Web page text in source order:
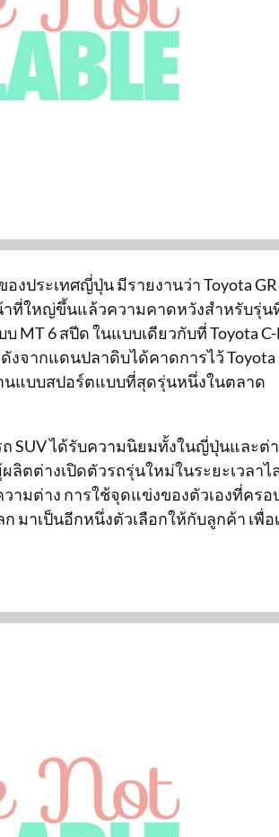
ประเทศญี่ปุ่น มีรายงานว่า Toyota GR
าที่ใหญ่ขึ้นแล้วความคาดหวังสำหรับรุ่น
6 สปีด ในแบบเดียวกับที่ Toyota C-
งจากแดนปลาดิบได้คาดการไว้ Toyota
านแบบสปอร์ตแบบที่สุดรุ่นหนึ่งในตลาด
ถ SUV ได้รับความนิยมทั้งในญี่ปุ่นและต่
ลิตต่างเปิดตัวรถรุ่นใหม่ในระยะเวลาไ
ามต่าง การใช้จุดแข่งของตัวเองที่ครอ
มาเป็นอีกหนึ่งตัวเลือกให้กับลูกค้า เพื่อ